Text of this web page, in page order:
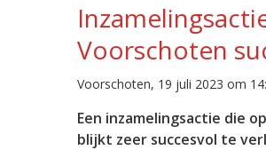
Voorschoten
Voorschoten, 19 juli 2023 om
Een inzamelingsactie die
blijkt zeer succesvol te